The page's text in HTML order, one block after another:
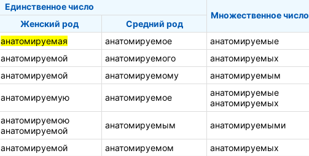
Единственное число
Множественное число
Женский род
Средний род
анатомируемая анатомируемое
анатомируемые
анатомируемой анатомируемого
анатомируемых
анатомируемой анатомируемому анатомируемым
анатомируемую анатомируемое
анатомируемые
анатомируемых
анатомируемою
анатомируемой
анатомируемым анатомируемыми
анатомируемой анатомируемом анатомируемых